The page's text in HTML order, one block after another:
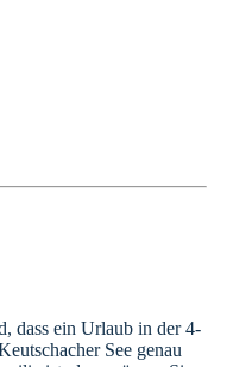
dass ein Urlaub in der 4-
See genau